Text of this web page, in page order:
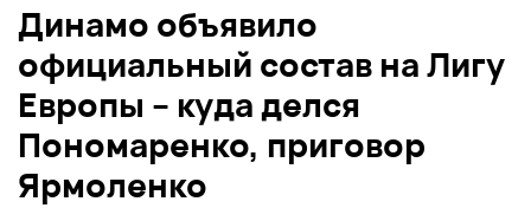
Динамо объявило
официальный состав на Лигу
Европы – куда делся
Пономаренко, приговор
Ярмоленко